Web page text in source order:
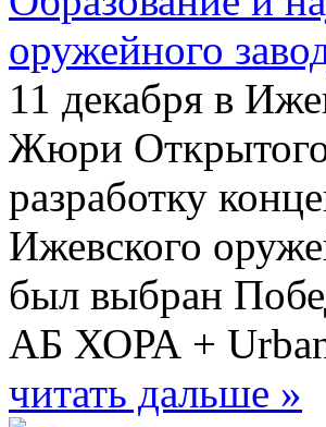
оружейного
11 декабря в
Жюри Открытого
разработку
Ижевского
был выбран
АБ ХОРА +
читать дальше »